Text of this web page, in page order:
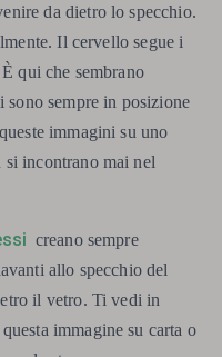
da dietro lo specchio.
Il cervello segue i
qui che sembrano
sempre in posizione
immagini su uno
si incontrano mai nel
creano sempre
allo specchio del
il vetro. Ti vedi in
immagine su carta o